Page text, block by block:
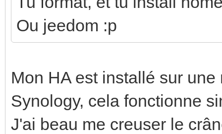
Ou jeedom :p
Mon HA est installé sur
Synology, cela fonctionne
J'ai beau me creuser le